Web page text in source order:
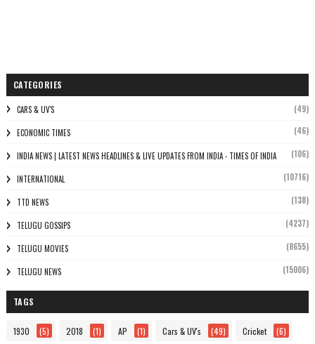
CATEGORIES
CARS & UV'S (49)
ECONOMIC TIMES (46)
INDIA NEWS | LATEST NEWS HEADLINES & LIVE UPDATES FROM INDIA - TIMES OF INDIA (106)
INTERNATIONAL (10716)
TTD NEWS (138)
TELUGU GOSSIPS (4237)
TELUGU MOVIES (8655)
TELUGU NEWS (15006)
TAGS
1930 (5) 2018 (1) AP (1) Cars & UV's (49) Cricket (6)